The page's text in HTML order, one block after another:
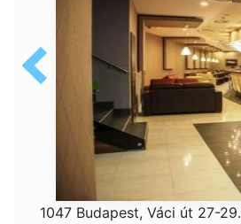
1047 Budapest, Váci út 27-29.